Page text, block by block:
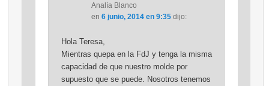
Analía Blanco
en 6 junio, 2014 en 9:35 dijo:
Hola Teresa,
Mientras quepa en la FdJ y tenga la misma
capacidad de que nuestro molde por
supuesto que se puede. Nosotros tenemos